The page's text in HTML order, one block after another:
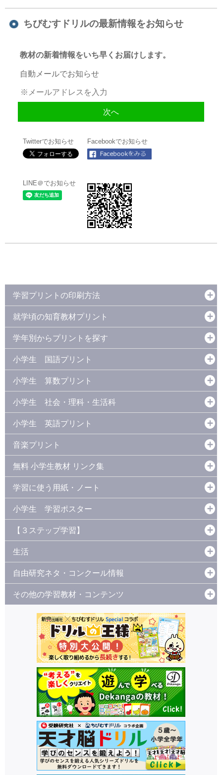
ちびむすドリルの最新情報をお知らせ
教材の新着情報をいち早くお届けします。
自動メールでお知らせ
Twitterでお知らせ Facebookでお知らせ
LINE＠でお知らせ
学習プリントの印刷方法
就学頃の知育教材プリント
学年別からプリントを探す
小学生 国語プリント
小学生 算数プリント
小学生 社会・理科・生活科
小学生 英語プリント
音楽プリント
無料 小学生教材 リンク集
学習に使う用紙・ノート
小学生 学習ポスター
【３ステップ学習】
生活
自由研究ネタ・コンクール情報
その他の学習教材・コンテンツ